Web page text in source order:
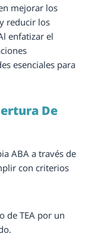
mejorar los
reducir los
enfatizar el
esenciales para
De
ABA a través de
con criterios
de TEA por un